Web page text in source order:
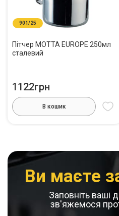
901/25
Пітчер MOTTA EUROPE 250мл
сталевий
1122грн
В кошик
Ви маєте
Заповніть ваші
зв'яжемося